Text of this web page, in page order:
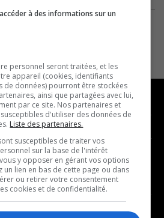
MUSIQUE
- Décompte franco
- Joué récemment
BALADOS
à des informations sur un
personnel seront traitées, et les
appareil (cookies, identifiants
de données) pourront être stockées
ainsi que partagées avec lui,
par ce site. Nos partenaires et
d'utiliser des données de
Liste des partenaires.
susceptibles de traiter vos
sur la base de l'intérêt
y opposer en gérant vos options
un lien en bas de cette page ou dans
ou retirer votre consentement
cookies et de confidentialité.